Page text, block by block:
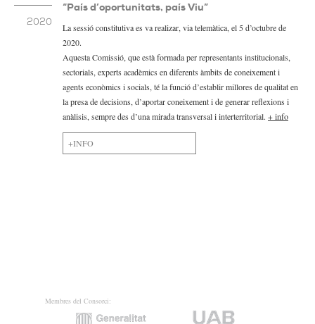
2020
“País d’oportunitats, país Viu”
La sessió constitutiva es va realizar, via telemàtica, el 5 d’octubre de
2020.
Aquesta Comissió, que està formada per representants institucionals,
sectorials, experts acadèmics en diferents àmbits de coneixement i
agents econòmics i socials, té la funció d’establir millores de qualitat en
la presa de decisions, d’aportar coneixement i de generar reflexions i
anàlisis, sempre des d’una mirada transversal i interterritorial. + info
+INFO
Membres del Consorci: